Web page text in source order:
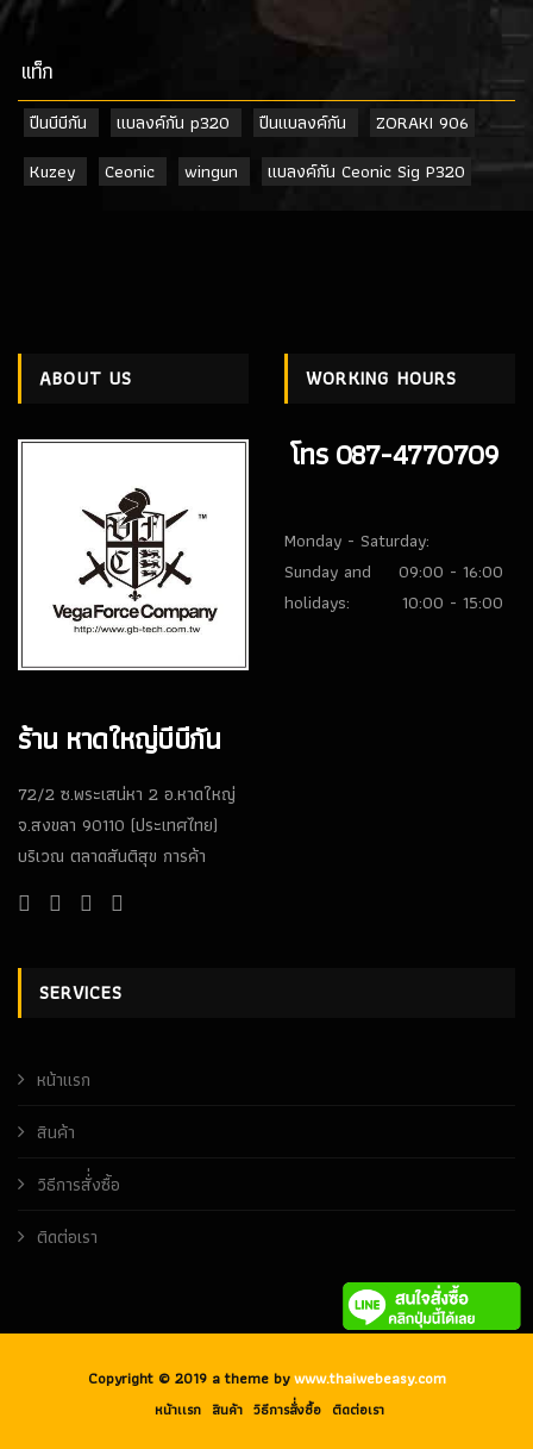
เเท็ก
ปืนบีบีกัน แบลงค์กัน p320 ปืนแบลงค์กัน
ZORAKI 906
Kuzey
Ceonic wingun แบลงค์กัน Ceonic Sig P320
ABOUT US
ร้าน หาดใหญ่บีบีกัน
72/2 ซ.พระเสน่หา 2 อ.หาดใหญ่
จ.สงขลา 90110 (ประเทศไทย)
บริเวณ ตลาดสันติสุข การค้า
WORKING HOURS
โทร 087-4770709
Monday - Saturday:
09:00 - 16:00
Sunday and
holidays:
10:00 - 15:00
SERVICES
หน้าเเรก
สินค้า
วิธีการสั่่งซื้อ
ติดต่อเรา
Copyright © 2019 a theme bywww.thaiwebeasy.com
หน้าเเรก สินค้า วิธีการสั่่งซื้อ ติดต่อเรา